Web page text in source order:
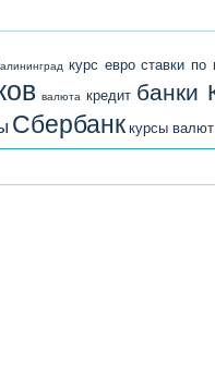
курс евро ставки по
валюта кредит банки
Сбербанк курсы валют